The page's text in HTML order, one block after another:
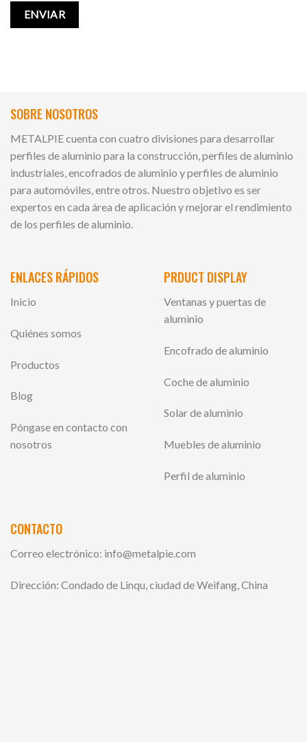
SOBRE NOSOTROS
METALPIE cuenta con cuatro divisiones para desarrollar
perfiles de aluminio para la construcción, perfiles de aluminio
industriales, encofrados de aluminio y perfiles de aluminio
para automóviles, entre otros. Nuestro objetivo es ser
expertos en cada área de aplicación y mejorar el rendimiento
de los perfiles de aluminio.
ENLACES RÁPIDOS
Inicio
Quiénes somos
Productos
Blog
Póngase en contacto con
nosotros
PRDUCT DISPLAY
Ventanas y puertas de
aluminio
Encofrado de aluminio
Coche de aluminio
Solar de aluminio
Muebles de aluminio
Perfil de aluminio
CONTACTO
Correo electrónico: info@metalpie.com
Dirección: Condado de Linqu, ciudad de Weifang, China